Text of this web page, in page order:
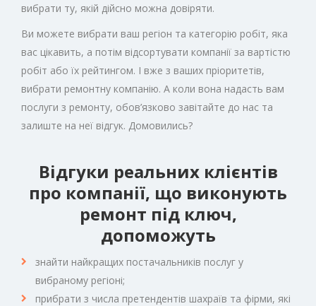
вибрати ту, якій дійсно можна довіряти.
Ви можете вибрати ваш регіон та категорію робіт, яка
вас цікавить, а потім відсортувати компанії за вартістю
робіт або їх рейтингом. І вже з ваших пріоритетів,
вибрати ремонтну компанію. А коли вона надасть вам
послуги з ремонту, обов’язково завітайте до нас та
залиште на неї відгук. Домовились?
Відгуки реальних клієнтів
про компанії, що виконують
ремонт під ключ,
допоможуть
знайти найкращих постачальників послуг у
вибраному регіоні;
прибрати з числа претендентів шахраїв та фірми, які